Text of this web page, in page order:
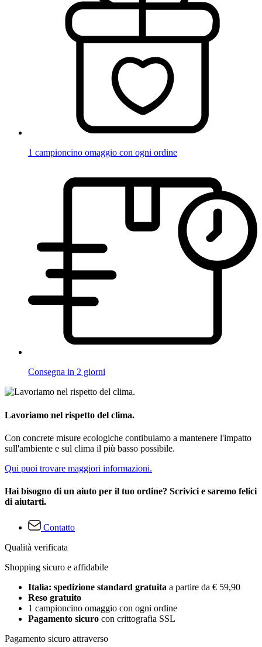
1 campioncino omaggio con ogni ordine
Consegna in 2 giorni
Lavoriamo nel rispetto del clima.
Con concrete misure ecologiche contibuiamo a mantenere l'impatto
sull'ambiente e sul clima il più basso possibile.
Qui puoi trovare maggiori informazioni.
Hai bisogno di un aiuto per il tuo ordine? Scrivici e saremo felici
di aiutarti.
Contatto
Qualità verificata
Shopping sicuro e affidabile
Italia: spedizione standard gratuita a partire da € 59,90
Reso gratuito
1 campioncino omaggio con ogni ordine
Pagamento sicuro con crittografia SSL
Pagamento sicuro attraverso